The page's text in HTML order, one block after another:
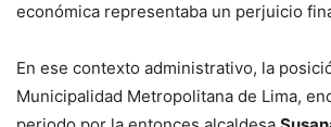
económica representaba un perjuicio
En ese contexto administrativo, la
Municipalidad Metropolitana de Lima,